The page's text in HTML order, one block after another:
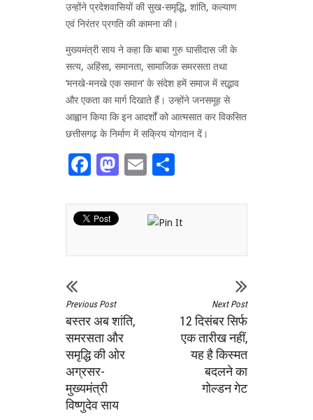
उन्होंने प्रदेशवासियों की सुख-समृद्धि, शांति, कल्याण
एवं निरंतर प्रगति की कामना की।
मुख्यमंत्री साय ने कहा कि बाबा गुरु घासीदास जी के
सत्य, अहिंसा, समानता, सामाजिक समरसता तथा
‘मनखे-मनखे एक समान’ के संदेश हमें समाज में सद्भाव
और एकता का मार्ग दिखाते हैं। उन्होंने जनसमूह से
आह्वान किया कि इन आदर्शों को आत्मसात कर विकसित
छत्तीसगढ़ के निर्माण में सक्रिय योगदान दें।
Facebook
Mastodon
Email
Previous Post
बस्तर अब शांति,
समरसता और
समृद्धि की ओर
अग्रसर-
मुख्यमंत्री
विष्णुदेव साय
Next Post
12 दिसंबर सिर्फ
एक तारीख नहीं,
यह है किस्मत
बदलने का
गोल्डन गेट